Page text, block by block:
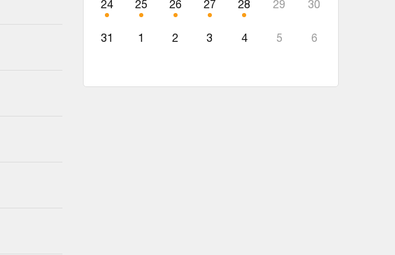
24 25 26 27 28 29 30
31 1 2 3 4 5 6